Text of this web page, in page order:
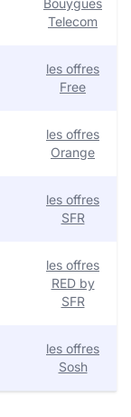
Bouygues
Telecom
les offres
Free
les offres
Orange
les offres
SFR
les offres
RED by
SFR
les offres
Sosh